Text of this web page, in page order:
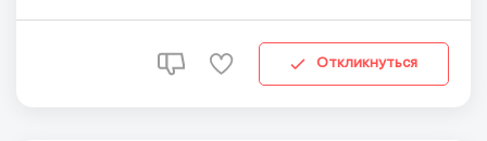
Откликнуться